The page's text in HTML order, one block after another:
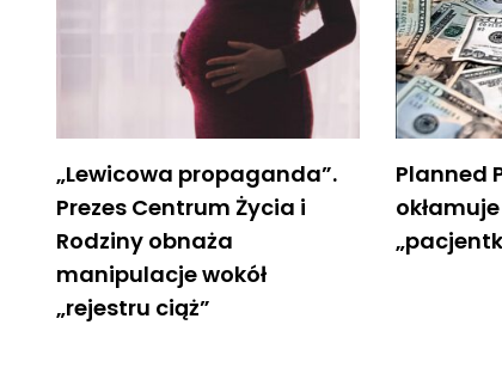
„Lewicowa propaganda”.
Prezes Centrum Życia i
Rodziny obnaża
manipulacje wokół
„rejestru ciąż”
Planned